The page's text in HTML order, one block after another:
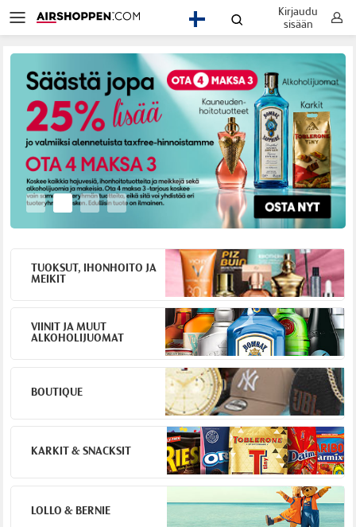
Kirjaudu
sisään
TUOKSUT, IHONHOITO JA
MEIKIT
VIINIT JA MUUT
ALKOHOLIJUOMAT
BOUTIQUE
KARKIT & SNACKSIT
LOLLO & BERNIE